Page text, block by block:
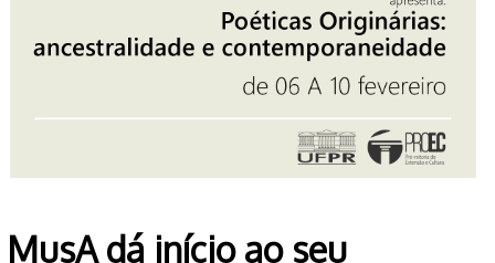
MusA dá início ao seu